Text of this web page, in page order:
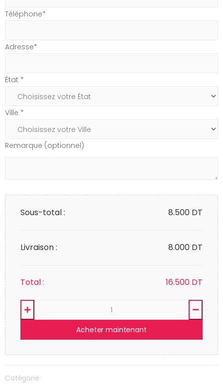
Téléphone*
Adresse*
État *
Ville *
Remarque (optionnel)
Sous-total : 8.500 DT
Livraison : 8.000 DT
Total : 16.500 DT
Acheter maintenant
Catégorie: